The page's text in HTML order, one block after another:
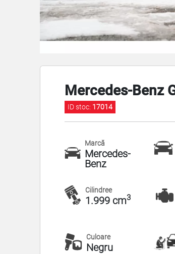
Mercedes-Benz
ID stoc: 17014
Marcă
Mercedes-
Benz
Cilindree
1.999 cm3
Culoare
Negru